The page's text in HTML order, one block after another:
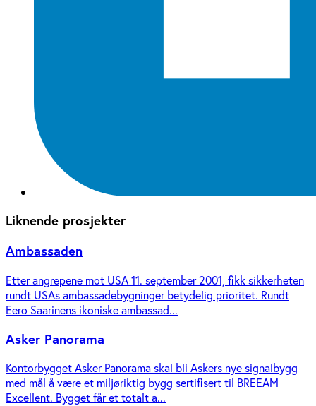
Liknende prosjekter
Ambassaden
Etter angrepene mot USA 11. september 2001, fikk sikkerheten
rundt USAs ambassadebygninger betydelig prioritet. Rundt
Eero Saarinens ikoniske ambassad...
Asker Panorama
Kontorbygget Asker Panorama skal bli Askers nye signalbygg
med mål å være et miljøriktig bygg sertifisert til BREEAM
Excellent. Bygget får et totalt a...